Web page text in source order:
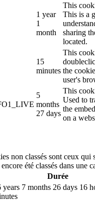
1 year
1
month
This
This is a
sharing
located.
15
minutes
This
the
user's
5
months
27 days
This
Used to
the
on a
non classés sont ceux qui
été classés dans une
Durée
years 7 months 26 days 16